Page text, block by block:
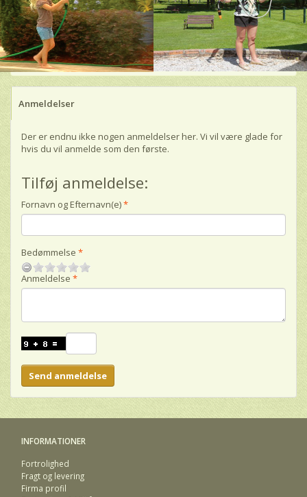
Anmeldelser
Der er endnu ikke nogen anmeldelser her. Vi vil være glade for
hvis du vil anmelde som den første.
Tilføj anmeldelse:
Fornavn og Efternavn(e)
Bedømmelse
Anmeldelse
Send anmeldelse
INFORMATIONER
Fortrolighed
Fragt og levering
Firma profil